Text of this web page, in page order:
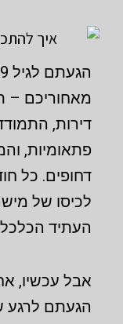
מאחוריכם –
דירות,
פתאומיות,
דחופים. כל
לכיסו של
העתיד
אבל עכשיו,
הגעתם לרגע